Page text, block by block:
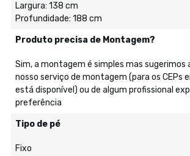
Largura: 138 cm
Profundidade: 188 cm
Produto precisa de Montagem?
Sim, a montagem é simples mas
nosso serviço de montagem (para os CEPs
está disponível) ou de algum profissional
preferência
Tipo de pé
Fixo